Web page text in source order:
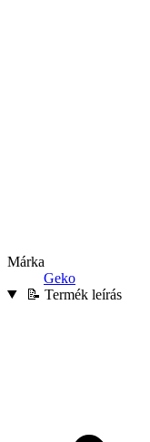
Márka
Geko
📝 Termék leírás